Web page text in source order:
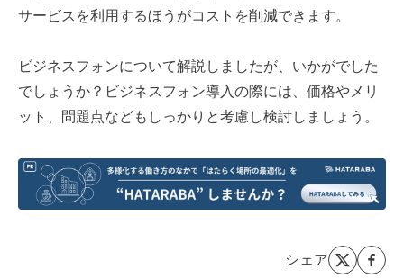
サービスを利用するほうがコストを削減できます。
ビジネスフォンについて解説しましたが、いかがでした
でしょうか？ビジネスフォン導入の際には、価格やメリ
ット、問題点などもしっかりと考慮し検討しましょう。
シェア